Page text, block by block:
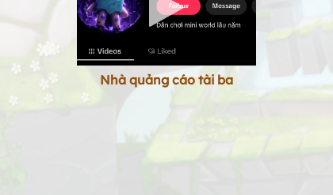
Nhà quảng cáo tài ba